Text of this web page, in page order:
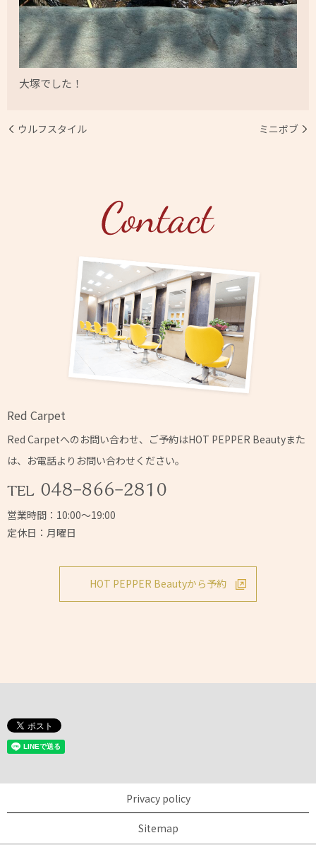
大塚でした！
ウルフスタイル ミニボブ
Red Carpet
Red Carpetへの お問い合わせ、ご予約はHOT PEPPER Beautyまた
は、 お電話よりお問い合わせください。
営業時間：10:00～19:00
定休日：月曜日
HOT PEPPER Beautyから予約
Privacy policy
Sitemap